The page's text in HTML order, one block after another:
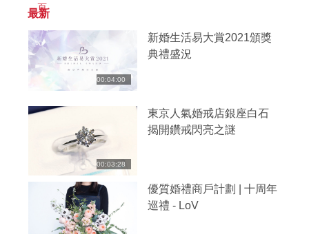
頁
最新
00:04:00
新婚生活易大賞2021頒獎
典禮盛況
00:03:28
東京人氣婚戒店銀座白石
揭開鑽戒閃亮之謎
優質婚禮商戶計劃 | 十周年
巡禮 - LoV